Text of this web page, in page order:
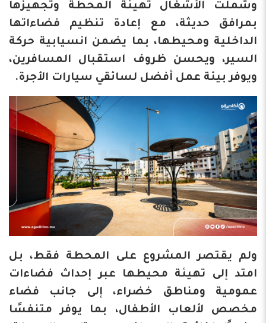
وشملت الأشغال تهيئة المحطة وتجهيزها
بمرافق حديثة، مع إعادة تنظيم فضاءاتها
الداخلية ومحيطها، بما يضمن انسيابية حركة
السير، ويحسن ظروف استقبال المسافرين،
ويوفر بيئة عمل أفضل لسائقي سيارات الأجرة.
ولم يقتصر المشروع على المحطة فقط، بل
امتد إلى تهيئة محيطها عبر إحداث فضاءات
عمومية ومناطق خضراء، إلى جانب فضاء
مخصص لألعاب الأطفال، بما يوفر متنفسًا